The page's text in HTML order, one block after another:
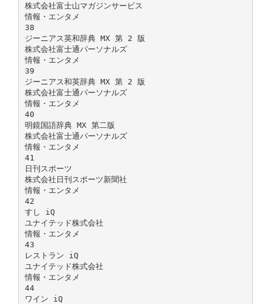
株式会社富士山マガジンサービス
情報・エンタメ
38
ジーニアス英和辞典 MX 第 2 版
株式会社富士通パーソナルズ
情報・エンタメ
39
ジーニアス和英辞典 MX 第 2 版
株式会社富士通パーソナルズ
情報・エンタメ
40
明鏡国語辞典 MX 第二版
株式会社富士通パーソナルズ
情報・エンタメ
41
日刊スポーツ
株式会社日刊スポーツ新聞社
情報・エンタメ
42
すし iQ
ユナイテッド株式会社
情報・エンタメ
43
レストラン iQ
ユナイテッド株式会社
情報・エンタメ
44
ワイン iQ